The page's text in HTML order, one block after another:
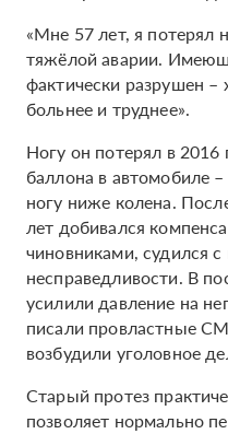
«Мне 57 лет, я потерял
тяжёлой аварии.
фактически разрушен –
больнее и труднее».
Ногу он потерял в 2016
баллона в автомобиле
ногу ниже колена.
лет добивался
чиновниками, судился
несправедливости. В
усилили давление на
писали провластные
возбудили уголовное
Старый протез
позволяет нормально